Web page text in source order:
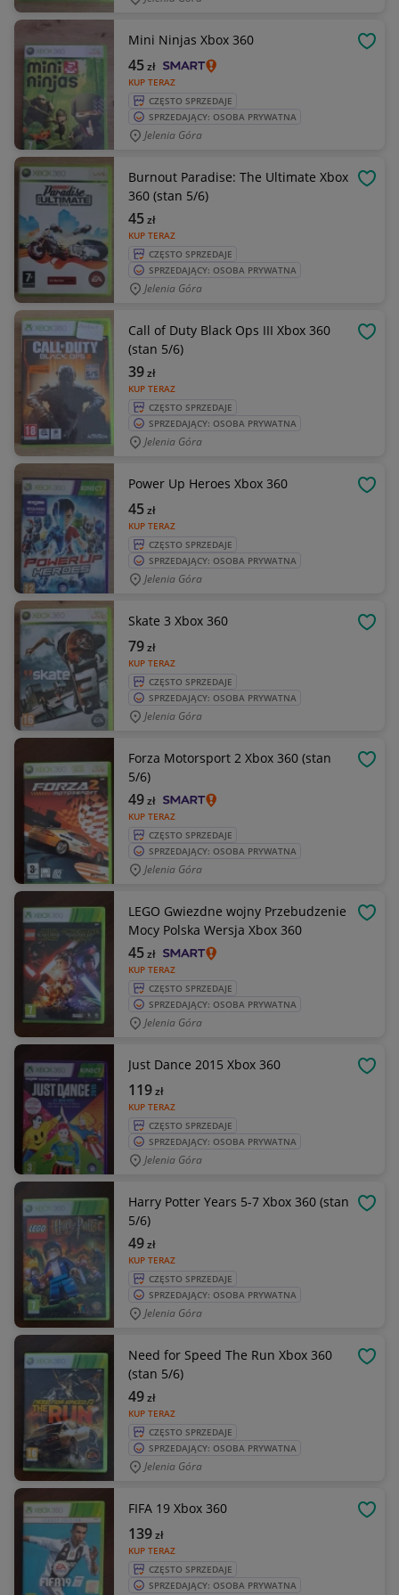
Mini Ninjas Xbox 360
KUP TERAZ
45zł
CZĘSTO SPRZEDAJE
SPRZEDAJĄCY: OSOBA PRYWATNA
Jelenia Góra
Burnout Paradise: The Ultimate Xbox
360 (stan 5/6)
KUP TERAZ
45zł
CZĘSTO SPRZEDAJE
SPRZEDAJĄCY: OSOBA PRYWATNA
Jelenia Góra
Call of Duty Black Ops III Xbox 360
(stan 5/6)
KUP TERAZ
39zł
CZĘSTO SPRZEDAJE
SPRZEDAJĄCY: OSOBA PRYWATNA
Jelenia Góra
Power Up Heroes Xbox 360
KUP TERAZ
45zł
CZĘSTO SPRZEDAJE
SPRZEDAJĄCY: OSOBA PRYWATNA
Jelenia Góra
Skate 3 Xbox 360
KUP TERAZ
79zł
CZĘSTO SPRZEDAJE
SPRZEDAJĄCY: OSOBA PRYWATNA
Jelenia Góra
Forza Motorsport 2 Xbox 360 (stan
5/6)
KUP TERAZ
49zł
CZĘSTO SPRZEDAJE
SPRZEDAJĄCY: OSOBA PRYWATNA
Jelenia Góra
LEGO Gwiezdne wojny Przebudzenie
Mocy Polska Wersja Xbox 360
KUP TERAZ
45zł
CZĘSTO SPRZEDAJE
SPRZEDAJĄCY: OSOBA PRYWATNA
Jelenia Góra
Just Dance 2015 Xbox 360
KUP TERAZ
119zł
CZĘSTO SPRZEDAJE
SPRZEDAJĄCY: OSOBA PRYWATNA
Jelenia Góra
Harry Potter Years 5-7 Xbox 360 (stan
5/6)
KUP TERAZ
49zł
CZĘSTO SPRZEDAJE
SPRZEDAJĄCY: OSOBA PRYWATNA
Jelenia Góra
Need for Speed The Run Xbox 360
(stan 5/6)
KUP TERAZ
49zł
CZĘSTO SPRZEDAJE
SPRZEDAJĄCY: OSOBA PRYWATNA
Jelenia Góra
FIFA 19 Xbox 360
KUP TERAZ
139zł
CZĘSTO SPRZEDAJE
SPRZEDAJĄCY: OSOBA PRYWATNA